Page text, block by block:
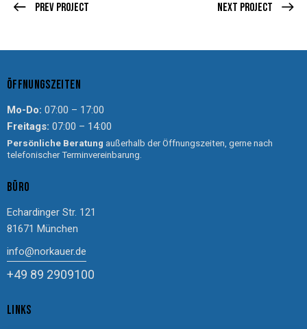
Prev Project Next Project
ÖFFNUNGSZEITEN
Mo-Do: 07:00 – 17:00
Freitags: 07:00 – 14:00
Persönliche Beratung außerhalb der Öffnungszeiten, gerne nach
telefonischer Terminvereinbarung.
BÜRO
Echardinger Str. 121
81671 München
info@norkauer.de
+49 89 2909100
LINKS